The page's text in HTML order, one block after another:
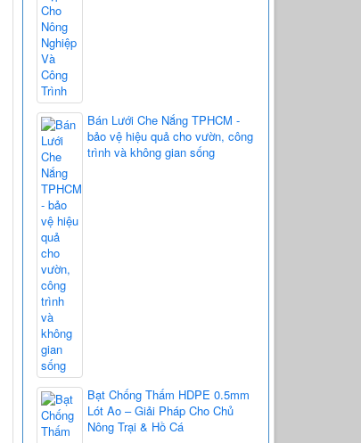
Bán Lưới Che Nắng TPHCM -
bảo vệ hiệu quả cho vườn, công
trình và không gian sống
Bạt Chống Thấm HDPE 0.5mm
Lót Ao – Giải Pháp Cho Chủ
Nông Trại & Hồ Cá